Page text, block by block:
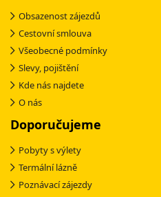
Obsazenost zájezdů
Cestovní smlouva
Všeobecné podmínky
Slevy, pojištění
Kde nás najdete
O nás
Doporučujeme
Pobyty s výlety
Termální lázně
Poznávací zájezdy